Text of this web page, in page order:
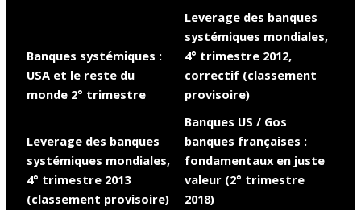
Banques systémiques :
USA et le reste du
monde 2° trimestre
Leverage des banques
systémiques mondiales,
4° trimestre 2012,
correctif (classement
provisoire)
Leverage des banques
systémiques mondiales,
4° trimestre 2013
(classement provisoire)
Banques US / Gos
banques françaises :
fondamentaux en juste
valeur (2° trimestre
2018)